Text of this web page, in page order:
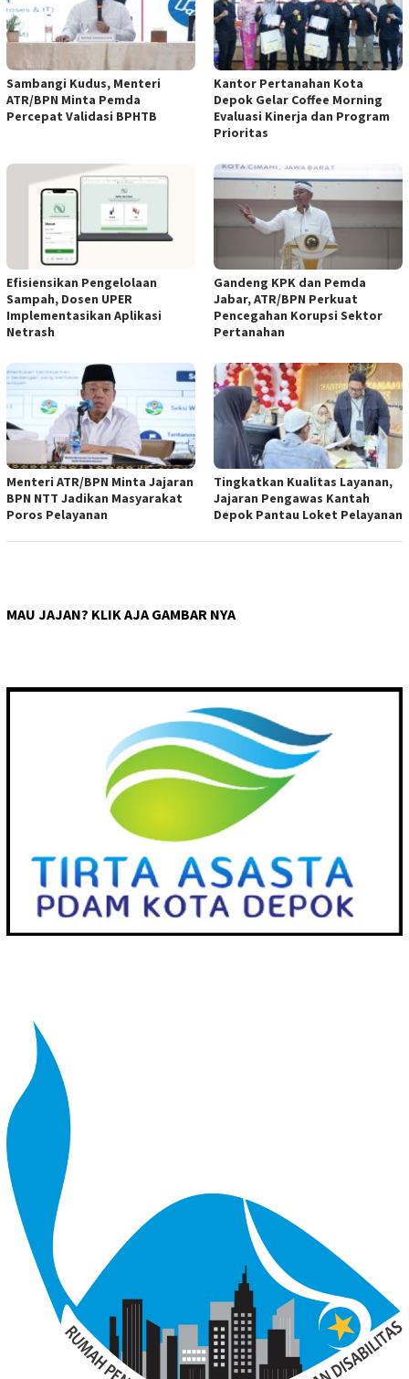
Sambangi Kudus, Menteri
ATR/BPN Minta Pemda
Percepat Validasi BPHTB
Kantor Pertanahan Kota
Depok Gelar Coffee Morning
Evaluasi Kinerja dan Program
Prioritas
Efisiensikan Pengelolaan
Sampah, Dosen UPER
Implementasikan Aplikasi
Netrash
Gandeng KPK dan Pemda
Jabar, ATR/BPN Perkuat
Pencegahan Korupsi Sektor
Pertanahan
Menteri ATR/BPN Minta Jajaran
BPN NTT Jadikan Masyarakat
Poros Pelayanan
Tingkatkan Kualitas Layanan,
Jajaran Pengawas Kantah
Depok Pantau Loket Pelayanan
MAU JAJAN? KLIK AJA GAMBAR NYA